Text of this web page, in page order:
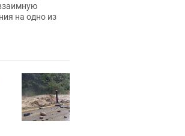
на одно из